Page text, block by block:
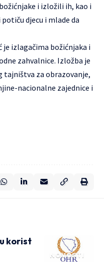
i izložili ih, kao i
djecu i mlade da
izlagačima božićnjaka i
zahvalnice. Izložba je
tajništva za obrazovanje,
nacionalne zajednice i
NOVOSTI
korist